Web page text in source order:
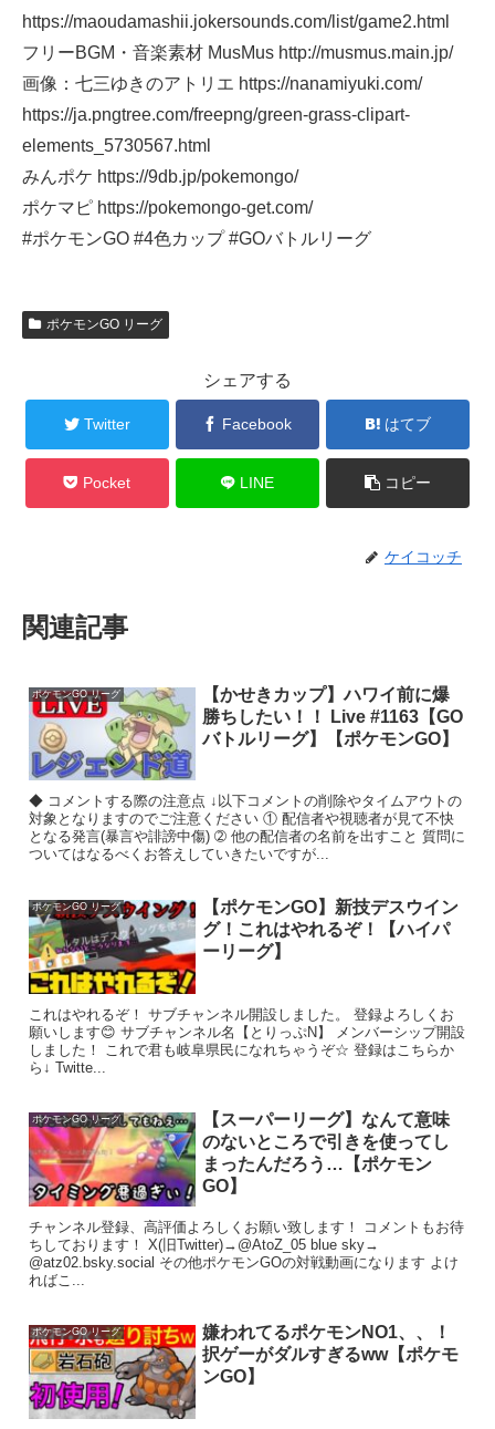
https://maoudamashii.jokersounds.com/list/game2.html
フリーBGM・音楽素材 MusMus http://musmus.main.jp/
画像：七三ゆきのアトリエ https://nanamiyuki.com/
https://ja.pngtree.com/freepng/green-grass-clipart-
elements_5730567.html
みんポケ https://9db.jp/pokemongo/
ポケマピ https://pokemongo-get.com/
#ポケモンGO #4色カップ #GOバトルリーグ
ポケモンGO リーグ
シェアする
Twitter Facebook はてブ
Pocket LINE コピー
ケイコッチ
関連記事
ポケモンGO リーグ
【かせきカップ】ハワイ前に爆
勝ちしたい！！ Live #1163【GO
バトルリーグ】【ポケモンGO】
◆ コメントする際の注意点 ↓以下コメントの削除やタイムアウトの
対象となりますのでご注意ください ① 配信者や視聴者が見て不快
となる発言(暴言や誹謗中傷) ➁ 他の配信者の名前を出すこと 質問に
ついてはなるべくお答えしていきたいですが...
ポケモンGO リーグ
【ポケモンGO】新技デスウイン
グ！これはやれるぞ！【ハイパ
ーリーグ】
これはやれるぞ！ サブチャンネル開設しました。 登録よろしくお
願いします😊 サブチャンネル名【とりっぷN】 メンバーシップ開設
しました！ これで君も岐阜県民になれちゃうぞ☆ 登録はこちらか
ら↓ Twitte...
ポケモンGO リーグ
【スーパーリーグ】なんて意味
のないところで引きを使ってし
まったんだろう…【ポケモン
GO】
チャンネル登録、高評価よろしくお願い致します！ コメントもお待
ちしております！ X(旧Twitter)→@AtoZ_05 blue sky→
@atz02.bsky.social その他ポケモンGOの対戦動画になります よけ
ればこ...
ポケモンGO リーグ
嫌われてるポケモンNO1、、！
択ゲーがダルすぎるww【ポケモ
ンGO】